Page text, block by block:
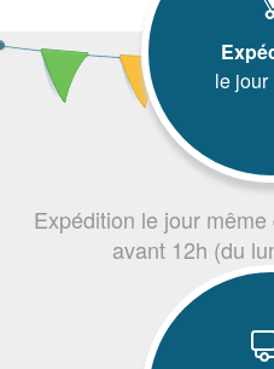
le jour
Expédition le jour
avant 12h (du